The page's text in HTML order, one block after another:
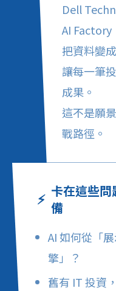
Dell
AI Factory
把資料變
讓每一筆
成果。
這不是願
戰路徑。
⚡ 卡在這些
備
AI 如何從「
擎」？
舊有 IT 投資